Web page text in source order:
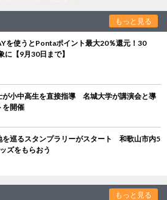
もっと見る
を使うとPontaポイント最大20％還元！30
に【9月30日まで】
が小中高生を直接指導 名城大学が講演会と導
を開催
を巡るスタンプラリーがスタート 和歌山市内5
ズをもらおう
もっと見る